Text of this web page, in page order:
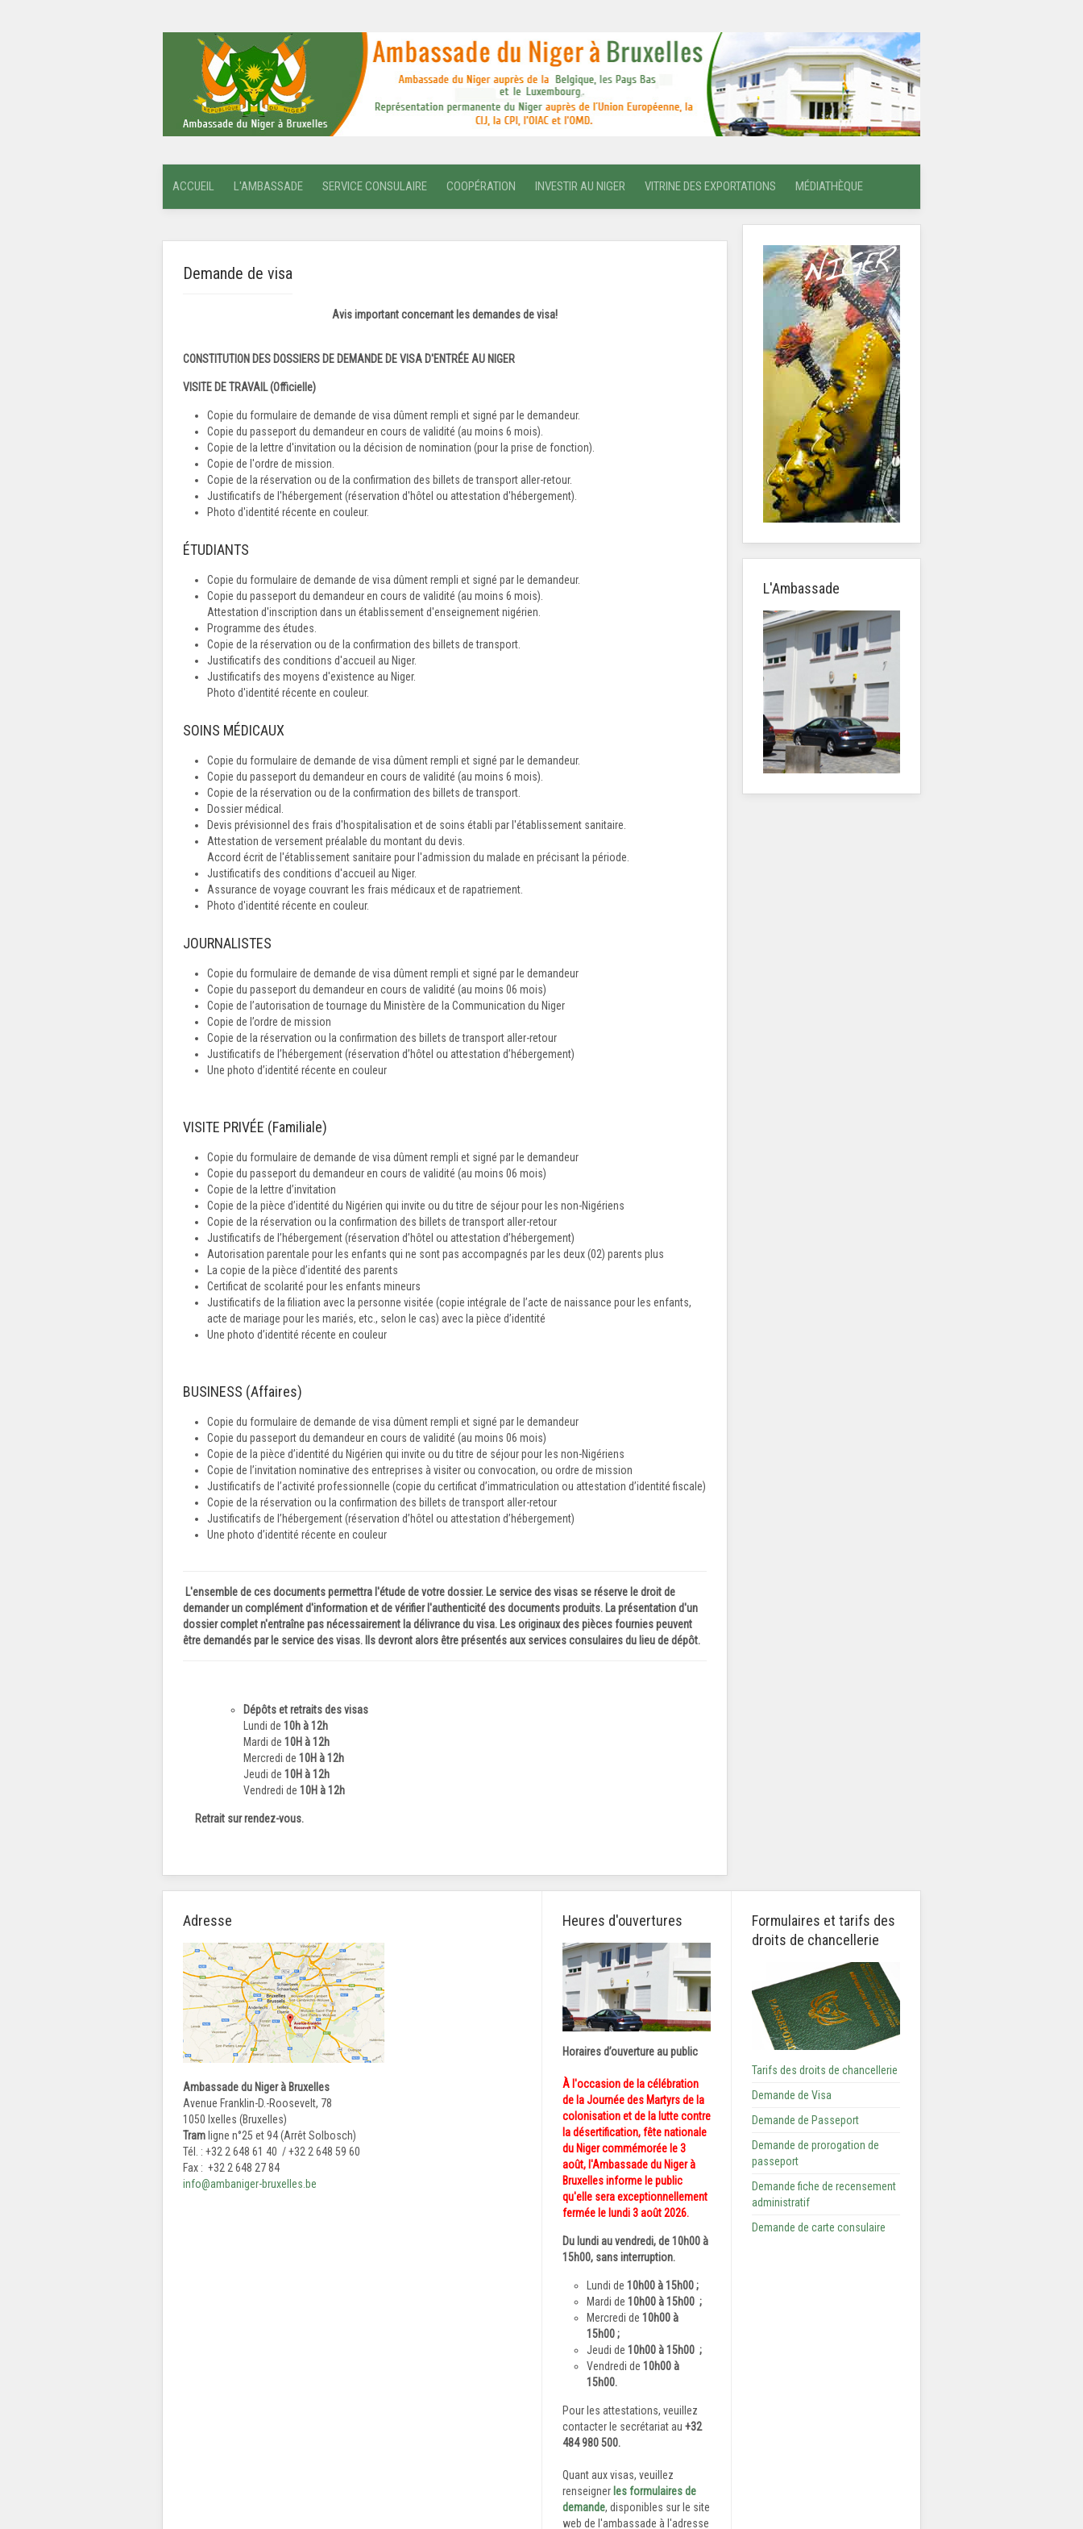
ACCUEIL L'AMBASSADE SERVICE CONSULAIRE COOPÉRATION INVESTIR AU NIGER VITRINE DES EXPORTATIONS MÉDIATHÈQUE
Demande de visa
Avis important concernant les demandes de visa!
CONSTITUTION DES DOSSIERS DE DEMANDE DE VISA D'ENTRÉE AU NIGER
VISITE DE TRAVAIL (Officielle)
Copie du formulaire de demande de visa dûment rempli et signé par le demandeur.
Copie du passeport du demandeur en cours de validité (au moins 6 mois).
Copie de la lettre d'invitation ou la décision de nomination (pour la prise de fonction).
Copie de l'ordre de mission.
Copie de la réservation ou de la confirmation des billets de transport aller-retour.
Justificatifs de l'hébergement (réservation d'hôtel ou attestation d'hébergement).
Photo d'identité récente en couleur.
ÉTUDIANTS
Copie du formulaire de demande de visa dûment rempli et signé par le demandeur.
Copie du passeport du demandeur en cours de validité (au moins 6 mois).
Attestation d'inscription dans un établissement d'enseignement nigérien.
Programme des études.
Copie de la réservation ou de la confirmation des billets de transport.
Justificatifs des conditions d'accueil au Niger.
Justificatifs des moyens d'existence au Niger.
Photo d'identité récente en couleur.
SOINS MÉDICAUX
Copie du formulaire de demande de visa dûment rempli et signé par le demandeur.
Copie du passeport du demandeur en cours de validité (au moins 6 mois).
Copie de la réservation ou de la confirmation des billets de transport.
Dossier médical.
Devis prévisionnel des frais d'hospitalisation et de soins établi par l'établissement sanitaire.
Attestation de versement préalable du montant du devis.
Accord écrit de l'établissement sanitaire pour l'admission du malade en précisant la période.
Justificatifs des conditions d'accueil au Niger.
Assurance de voyage couvrant les frais médicaux et de rapatriement.
Photo d'identité récente en couleur.
JOURNALISTES
Copie du formulaire de demande de visa dûment rempli et signé par le demandeur
Copie du passeport du demandeur en cours de validité (au moins 06 mois)
Copie de l’autorisation de tournage du Ministère de la Communication du Niger
Copie de l’ordre de mission
Copie de la réservation ou la confirmation des billets de transport aller-retour
Justificatifs de l’hébergement (réservation d’hôtel ou attestation d’hébergement)
Une photo d’identité récente en couleur
VISITE PRIVÉE (Familiale)
Copie du formulaire de demande de visa dûment rempli et signé par le demandeur
Copie du passeport du demandeur en cours de validité (au moins 06 mois)
Copie de la lettre d’invitation
Copie de la pièce d’identité du Nigérien qui invite ou du titre de séjour pour les non-Nigériens
Copie de la réservation ou la confirmation des billets de transport aller-retour
Justificatifs de l’hébergement (réservation d’hôtel ou attestation d’hébergement)
Autorisation parentale pour les enfants qui ne sont pas accompagnés par les deux (02) parents plus
La copie de la pièce d’identité des parents
Certificat de scolarité pour les enfants mineurs
Justificatifs de la filiation avec la personne visitée (copie intégrale de l’acte de naissance pour les enfants,
acte de mariage pour les mariés, etc., selon le cas) avec la pièce d’identité
Une photo d’identité récente en couleur
BUSINESS (Affaires)
Copie du formulaire de demande de visa dûment rempli et signé par le demandeur
Copie du passeport du demandeur en cours de validité (au moins 06 mois)
Copie de la pièce d’identité du Nigérien qui invite ou du titre de séjour pour les non-Nigériens
Copie de l’invitation nominative des entreprises à visiter ou convocation, ou ordre de mission
Justificatifs de l’activité professionnelle (copie du certificat d’immatriculation ou attestation d’identité fiscale)
Copie de la réservation ou la confirmation des billets de transport aller-retour
Justificatifs de l’hébergement (réservation d’hôtel ou attestation d’hébergement)
Une photo d’identité récente en couleur
L'ensemble de ces documents permettra l'étude de votre dossier. Le service des visas se réserve le droit de
demander un complément d'information et de vérifier l'authenticité des documents produits. La présentation d'un
dossier complet n'entraîne pas nécessairement la délivrance du visa. Les originaux des pièces fournies peuvent
être demandés par le service des visas. Ils devront alors être présentés aux services consulaires du lieu de dépôt.
Dépôts et retraits des visas
Lundi de 10h à 12h
Mardi de 10H à 12h
Mercredi de 10H à 12h
Jeudi de 10H à 12h
Vendredi de 10H à 12h
Retrait sur rendez-vous.
L'Ambassade
Adresse
Ambassade du Niger à Bruxelles
Avenue Franklin-D.-Roosevelt, 78
1050 Ixelles (Bruxelles)
Tram ligne n°25 et 94 (Arrêt Solbosch)
Tél. : +32 2 648 61 40 / +32 2 648 59 60
Fax : +32 2 648 27 84
info@ambaniger-bruxelles.be
Heures d'ouvertures
Horaires d’ouverture au public
À l'occasion de la célébration
de la Journée des Martyrs de la
colonisation et de la lutte contre
la désertification, fête nationale
du Niger commémorée le 3
août, l'Ambassade du Niger à
Bruxelles informe le public
qu'elle sera exceptionnellement
fermée le lundi 3 août 2026.
Du lundi au vendredi, de 10h00 à
15h00, sans interruption.
Lundi de 10h00 à 15h00 ;
Mardi de 10h00 à 15h00 ;
Mercredi de 10h00 à
15h00;
Jeudi de 10h00 à 15h00 ;
Vendredi de 10h00 à
15h00.
Pour les attestations, veuillez
contacter le secrétariat au +32
484 980 500.
Quant aux visas, veuillez
renseigner les formulaires de
demande, disponibles sur le site
web de l'ambassade à l'adresse
Formulaires et tarifs des
droits de chancellerie
Tarifs des droits de chancellerie
Demande de Visa
Demande de Passeport
Demande de prorogation de
passeport
Demande fiche de recensement
administratif
Demande de carte consulaire